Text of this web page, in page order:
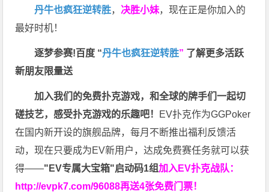
丹牛也疯狂逆转胜， 决胜小妹，现在正是你加入的
最好时机！
逐梦参赛!百度 “丹牛也疯狂逆转胜” 了解更多活跃
新朋友限量送
加入我们的免费扑克游戏，和全球的牌手们一起切
磋技艺，感受扑克游戏的乐趣吧！ EV扑克作为GGPoker
在国内新开设的旗舰品牌，每月不断推出福利反馈活
动，现在只要成为EV新用户，达成免费赛任务就可以获
得——"EV专属大宝箱"启动码1组加入EV扑克战队：
http://evpk7.com/96088再送4张免费门票！